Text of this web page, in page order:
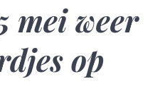
mei weer
op